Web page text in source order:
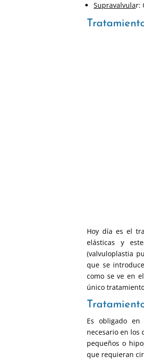
Supravalvular:
Hoy día es el
elásticas y
(valvuloplastia
que se
como se ve en
único
Es obligado en
necesario en los
pequeños o
que requieran